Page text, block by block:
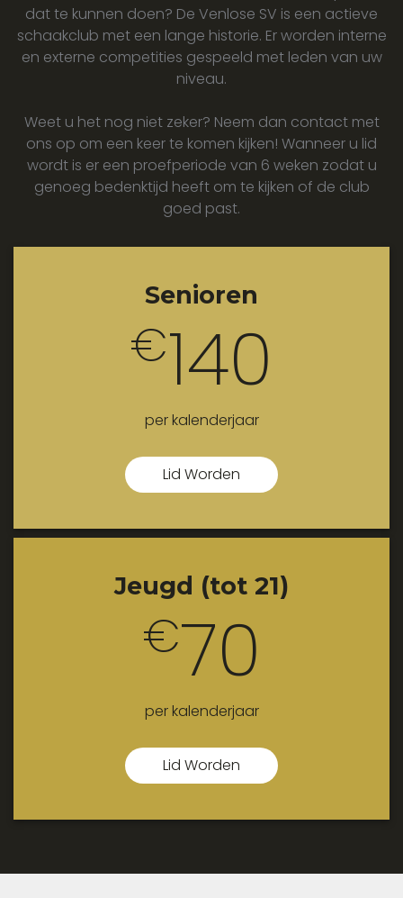
dat te kunnen doen? De Venlose SV is een actieve
schaakclub met een lange historie. Er worden interne
en externe competities gespeeld met leden van uw
niveau.
Weet u het nog niet zeker? Neem dan contact met
ons op om een keer te komen kijken! Wanneer u lid
wordt is er een proefperiode van 6 weken zodat u
genoeg bedenktijd heeft om te kijken of de club
goed past.
Senioren
€140
per kalenderjaar
Lid Worden
Jeugd (tot 21)
€70
per kalenderjaar
Lid Worden